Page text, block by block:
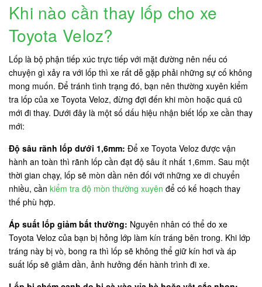
Khi nào cần thay lốp cho xe
Toyota Veloz?
Lốp là bộ phận tiếp xúc trực tiếp với mặt đường nên nếu có
chuyện gì xảy ra với lốp thì xe rất dễ gặp phải những sự cố không
mong muốn. Để tránh tình trạng đó, bạn nên thường xuyên kiểm
tra lốp của xe Toyota Veloz, đừng đợi đến khi mòn hoặc quá cũ
mới đi thay. Dưới đây là một số dấu hiệu nhận biết lốp xe cần thay
mới:
Độ sâu rãnh lốp dưới 1,6mm: Để xe Toyota Veloz được vận
hành an toàn thì rãnh lốp cần đạt độ sâu ít nhất 1,6mm. Sau một
thời gian chạy, lốp sẽ mòn dần nên đối với những xe di chuyển
nhiều, cần kiểm tra độ mòn thường xuyên để có kế hoạch thay
thế phù hợp.
Áp suất lốp giảm bất thường: Nguyên nhân có thể do xe
Toyota Veloz của bạn bị hỏng lớp làm kín tráng bên trong. Khi lớp
tráng này bị vò, bong ra thì lốp sẽ không thể giữ kín hơi và áp
suất lốp sẽ giảm dần, ảnh hưởng đến hành trình đi xe.